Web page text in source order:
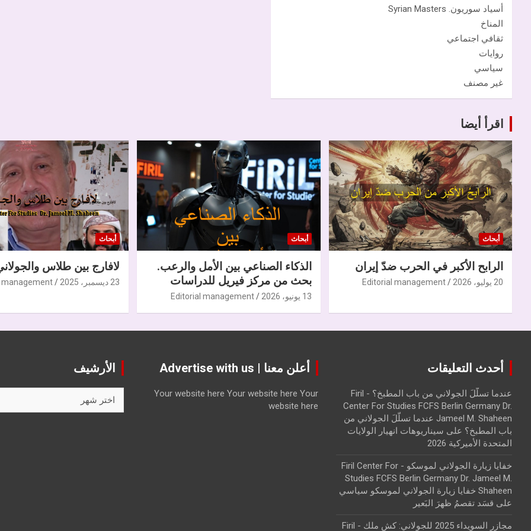
أسياد سوريون. Syrian Masters
المناخ
ثقافي اجتماعي
روايات
سياسي
غير مصنف
اقرأ أيضا
أبحاث
الرابح الأكبر في الحرب ضدّ إيران
20 يوليو، 2026 Editorial management
أبحاث
الذكاء الصناعي بين الأمل والرعب.
بحث من مركز فيريل للدراسات
13 يونيو، 2026 Editorial management
أبحاث
لافارج بين طلاس
23 ديسمبر، 2025 management
أحدث التعليقات
عندما تسلّلَ الجولاني من باب المطبخ؟ - Firil
Center For Studies FCFS Berlin Germany Dr.
Jameel M. Shaheen عندما تسلّلَ الجولاني من
باب المطبخ؟ على سيناريوهات انهيار الولايات
المتحدة الأميركية 2026
خفايا زيارة الجولاني لموسكو - Firil Center For
Studies FCFS Berlin Germany Dr. Jameel M.
Shaheen خفايا زيارة الجولاني لموسكو سياسي
على قسَد تقصمُ ظهرَ البَعير
مجازر السويداء 2025 للجولاني: كش ملك - Firil
أعلن معنا | Advertise with us
Your website here Your website here Your
website here
الأرشيف